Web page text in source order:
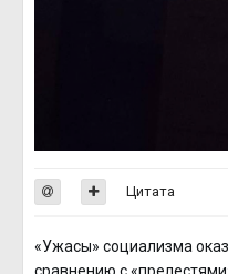
Цитата
«Ужасы» социализма